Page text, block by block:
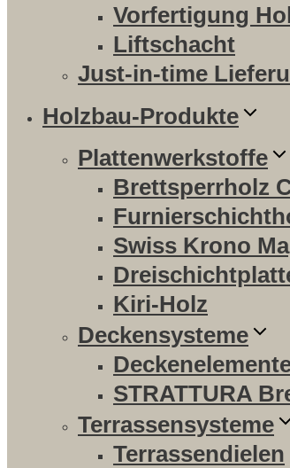
Vorfertigung
Liftschacht
Just-in-time
Holzbau-Produkte
Plattenwerkstoffe
Brettsperrholz
Swiss Krono
Kiri-Holz
Deckensysteme
STRATTURA
Terrassensysteme
Terrassendielen